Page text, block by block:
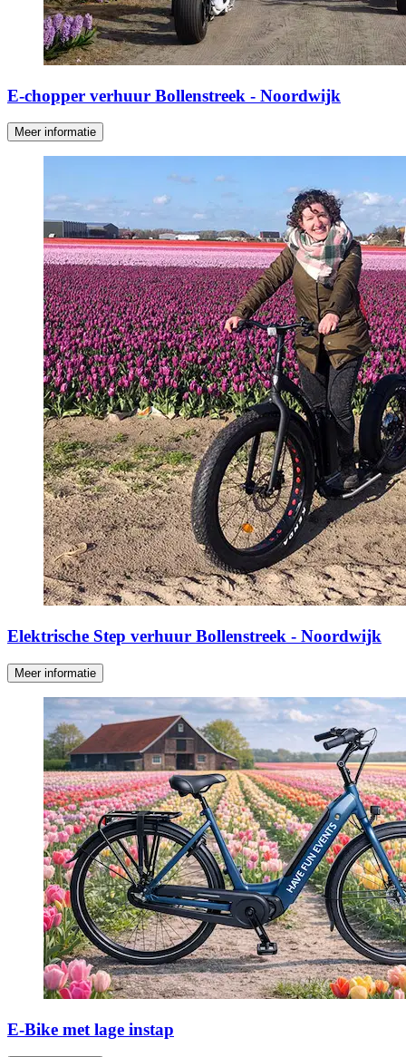
E-chopper verhuur Bollenstreek - Noordwijk
Meer informatie
Elektrische Step verhuur Bollenstreek - Noordwijk
Meer informatie
E-Bike met lage instap